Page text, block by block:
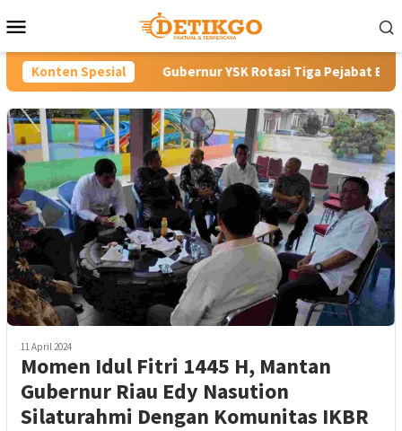
ke
Mobile
Konten Spesial
Gubernur YSK Rotasi Tiga Pejabat Eselon II Pemprov
11 April 2024
Momen Idul Fitri 1445 H, Mantan
Gubernur Riau Edy Nasution
Silaturahmi Dengan Komunitas IKBR